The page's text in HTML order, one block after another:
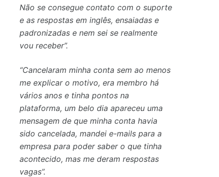
Não se consegue contato com o suporte
e as respostas em inglês, ensaiadas e
padronizadas e nem sei se realmente
vou receber”.
“Cancelaram minha conta sem ao menos
me explicar o motivo, era membro há
vários anos e tinha pontos na
plataforma, um belo dia apareceu uma
mensagem de que minha conta havia
sido cancelada, mandei e-mails para a
empresa para poder saber o que tinha
acontecido, mas me deram respostas
vagas”.